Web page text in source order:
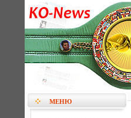
МЕНЮ